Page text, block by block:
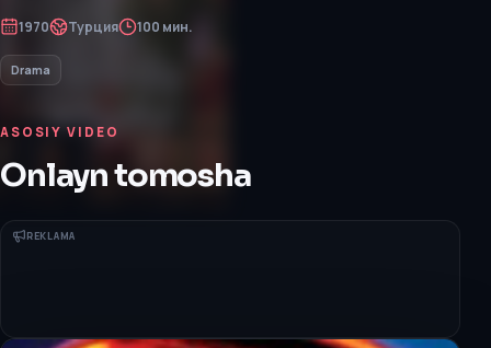
1970 Турция 100 мин.
Drama
ASOSIY VIDEO
Onlayn tomosha
REKLAMA